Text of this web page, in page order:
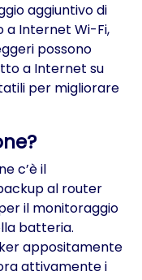
aggiuntivo di
a Internet Wi-Fi,
possono
a Internet su
per migliorare
c’è il
al router
il monitoraggio
batteria.
appositamente
attivamente i